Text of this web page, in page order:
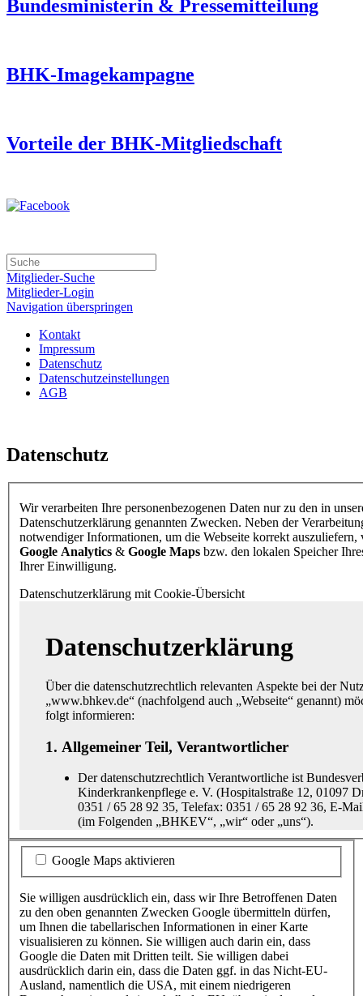
Bundesministerin & Pressemitteilung
BHK-Imagekampagne
Vorteile der BHK-Mitgliedschaft
Mitglieder-Suche
Mitglieder-Login
Navigation überspringen
Kontakt
Impressum
Datenschutz
Datenschutzeinstellungen
AGB
Datenschutz
Wir verarbeiten Ihre personenbezogenen Daten nur zu den in
Datenschutzerklärung genannten Zwecken. Neben der
notwendiger Informationen, um die Webseite korrekt auszuliefern,
Google Analytics & Google Maps bzw. den lokalen Speicher
Ihrer Einwilligung.
Datenschutzerklärung mit Cookie-Übersicht
Datenschutzerklärung
Über die datenschutzrechtlich relevanten Aspekte bei der
„www.bhkev.de“ (nachfolgend auch „Webseite“ genannt)
folgt informieren:
1. Allgemeiner Teil, Verantwortlicher
Der datenschutzrechtlich Verantwortliche ist
Kinderkrankenpflege e. V. (Hospitalstraße 12, 01097
0351 / 65 28 92 35, Telefax: 0351 / 65 28 92 36, E-
(im Folgenden „BHKEV“, „wir“ oder „uns“).
Es besteht ein Beschwerderecht bei einer
Sie haben dabei gegebenenfalls die Wahl unter
Aufsichtsbehörden. Die jedenfalls für unseren Sitz
Aufsichtsbehörde ist der „Sächsische
Devrientstraße 5, 01067 Dresden“. Eine Liste weiterer
Aufsichtsbehörden in Deutschland (für den nicht-
Anschrift finden Sie unter:
https://www.bfdi.bund.de/DE/Infothek/
node.html.
Google Maps aktivieren
Sie willigen ausdrücklich ein, dass wir Ihre Betroffenen Daten
zu den oben genannten Zwecken Google übermitteln dürfen,
um Ihnen die tabellarischen Informationen in einer Karte
visualisieren zu können. Sie willigen auch darin ein, dass
Google die Daten mit Dritten teilt. Sie willigen dabei
ausdrücklich darin ein, dass die Daten ggf. in das Nicht-EU-
Ausland, namentlich die USA, mit einem niedrigeren